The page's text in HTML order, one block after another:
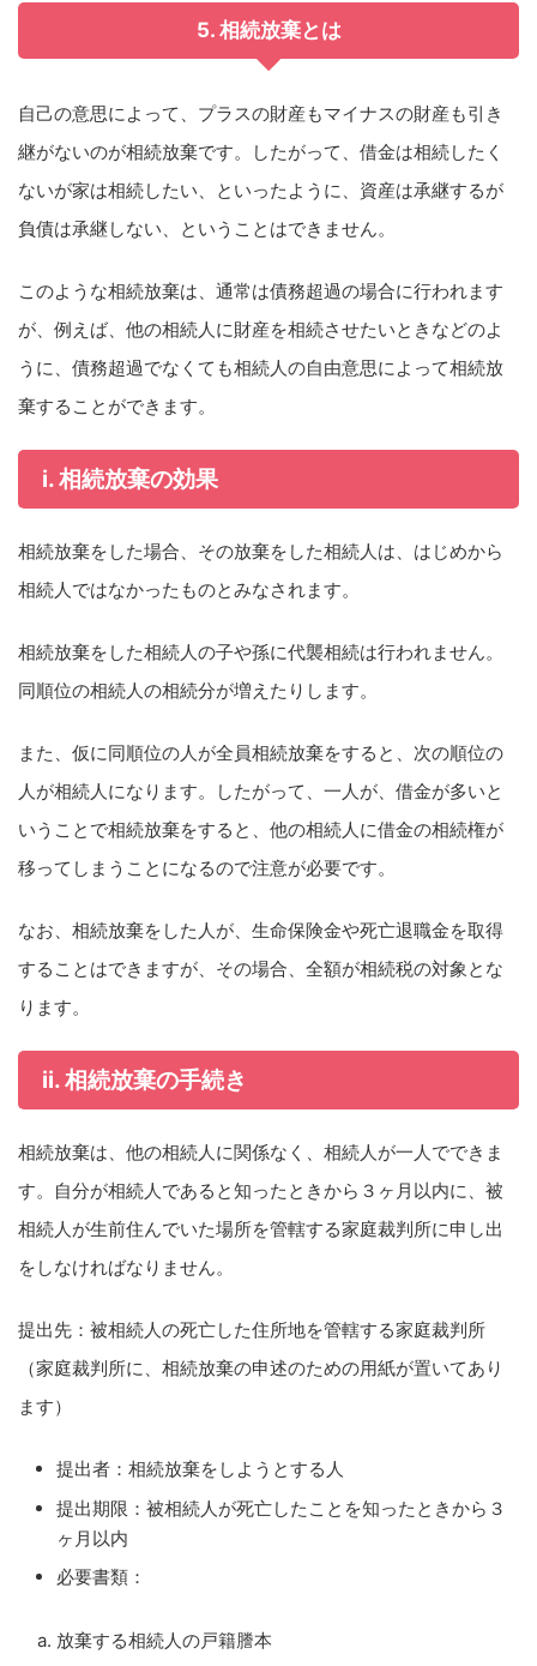
5. 相続放棄とは
自己の意思によって、プラスの財産もマイナスの財産も引き
継がないのが相続放棄です。したがって、借金は相続したく
ないが家は相続したい、といったように、資産は承継するが
負債は承継しない、ということはできません。
このような相続放棄は、通常は債務超過の場合に行われます
が、例えば、他の相続人に財産を相続させたいときなどのよ
うに、債務超過でなくても相続人の自由意思によって相続放
棄することができます。
i. 相続放棄の効果
相続放棄をした場合、その放棄をした相続人は、はじめから
相続人ではなかったものとみなされます。
相続放棄をした相続人の子や孫に代襲相続は行われません。
同順位の相続人の相続分が増えたりします。
また、仮に同順位の人が全員相続放棄をすると、次の順位の
人が相続人になります。したがって、一人が、借金が多いと
いうことで相続放棄をすると、他の相続人に借金の相続権が
移ってしまうことになるので注意が必要です。
なお、相続放棄をした人が、生命保険金や死亡退職金を取得
することはできますが、その場合、全額が相続税の対象とな
ります。
ii. 相続放棄の手続き
相続放棄は、他の相続人に関係なく、相続人が一人でできま
す。自分が相続人であると知ったときから３ヶ月以内に、被
相続人が生前住んでいた場所を管轄する家庭裁判所に申し出
をしなければなりません。
提出先：被相続人の死亡した住所地を管轄する家庭裁判所
（家庭裁判所に、相続放棄の申述のための用紙が置いてあり
ます）
提出者：相続放棄をしようとする人
提出期限：被相続人が死亡したことを知ったときから３
ヶ月以内
必要書類：
放棄する相続人の戸籍謄本